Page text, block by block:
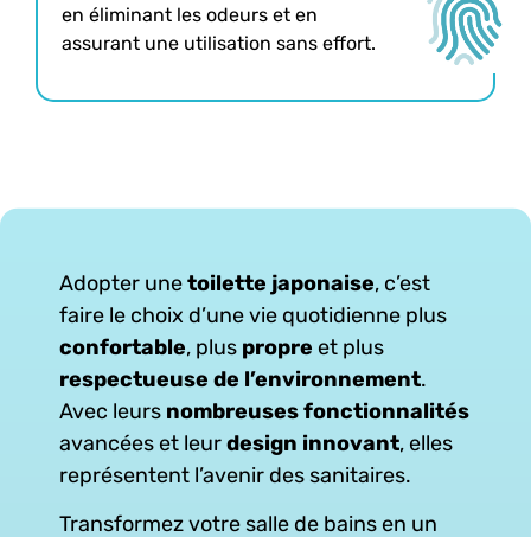
en éliminant les odeurs et en
assurant une utilisation sans effort.
Adopter unetoilette japonaise, c’est
faire le choix d’une vie quotidienne plus
confortable, plus propre et plus
respectueuse de l’environnement.
Avec leurs nombreuses fonctionnalités
avancées et leurdesign innovant, elles
représentent l’avenir des sanitaires.
Transformez votre salle de bains en un